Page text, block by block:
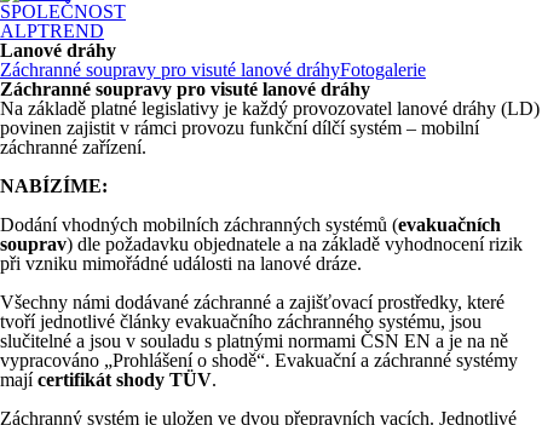
SPOLEČNOST
ALPTREND
Lanové dráhy
Záchranné soupravy pro visuté lanové dráhyFotogalerie
Záchranné soupravy pro visuté lanové dráhy
Na základě platné legislativy je každý provozovatel lanové dráhy (LD)
povinen zajistit v rámci provozu funkční dílčí systém – mobilní
záchranné zařízení.
NABÍZÍME:
Dodání vhodných mobilních záchranných systémů (evakuačních
souprav) dle požadavku objednatele a na základě vyhodnocení rizik
při vzniku mimořádné události na lanové dráze.
Všechny námi dodávané záchranné a zajišťovací prostředky, které
tvoří jednotlivé články evakuačního záchranného systému, jsou
slučitelné a jsou v souladu s platnými normami ČSN EN a je na ně
vypracováno „Prohlášení o shodě“. Evakuační a záchranné systémy
majícertifikát shody TÜV.
Záchranný systém je uložen ve dvou přepravních vacích. Jednotlivé